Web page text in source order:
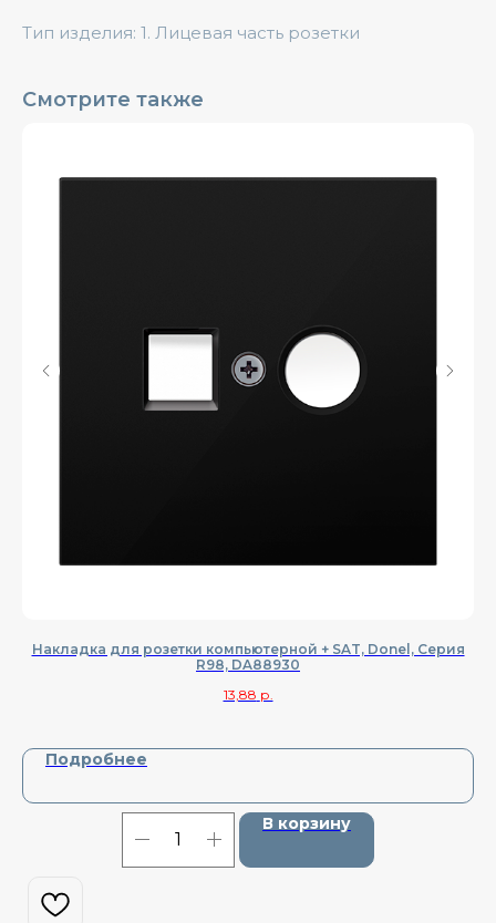
Тип изделия: 1. Лицевая часть розетки
Смотрите также
Накладка для розетки компьютерной + SAT, Donel, Cерия
R98, DA88930
13,88 р.
Подробнее
В корзину